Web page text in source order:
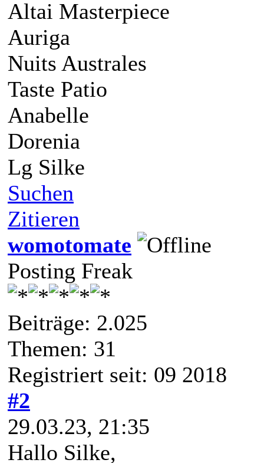
Altai Masterpiece
Auriga
Nuits Australes
Taste Patio
Anabelle
Dorenia
Lg Silke
Suchen
Zitieren
womotomate
Posting Freak
Beiträge: 2.025
Themen: 31
Registriert seit: 09 2018
#2
29.03.23, 21:35
Hallo Silke,